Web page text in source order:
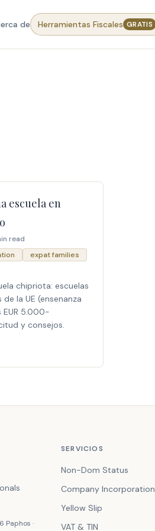
de Herramientas Fiscales GRATIS
escuela en
read
expat families
chipriota: escuelas
la UE (ensenanza
EUR 5.000-
y consejos.
Paphos ·
SERVICIOS
Non-Dom Status
Company Incorporation
Yellow Slip
VAT & TIN